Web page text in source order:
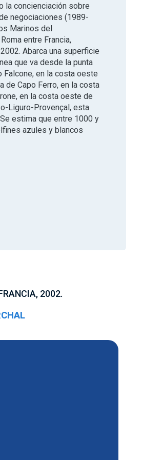
la concienciación sobre
negociaciones (1989-
Marinos del
entre Francia,
Abarca una superficie
que va desde la punta
Falcone, en la costa oeste
de Capo Ferro, en la costa
en la costa oeste de
Liguro-Provençal, esta
estima que entre 1000 y
azules y blancos
2002.